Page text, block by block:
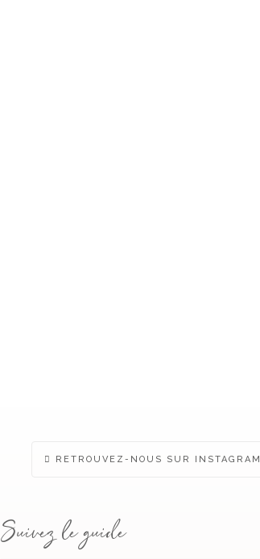
RETROUVEZ-NOUS SUR INSTAGRAM
Suivez le guide